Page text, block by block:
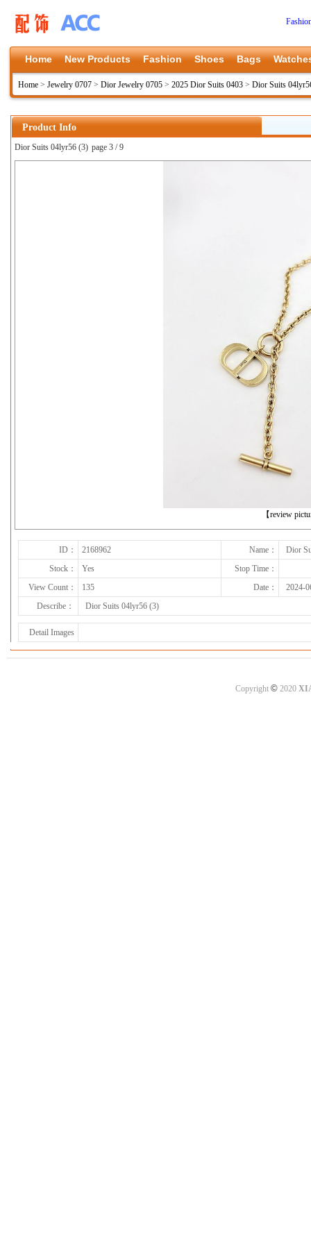
Home New Products Fashion Shoes Bags
Home > Jewelry 0707 > Dior Jewelry 0705 > 2025 Dior Suits 0403 > Dior Suits
Product Info
Dior Suits 04lyr56 (3) page 3 / 9
【review
下一张
ID： 2168962 Name：
Dior
Stock：
Yes
Stop Time：
View Count：
135 Date：
2024-
Describe：
Dior Suits 04lyr56 (3)
Detail Images
Copyright ©2020